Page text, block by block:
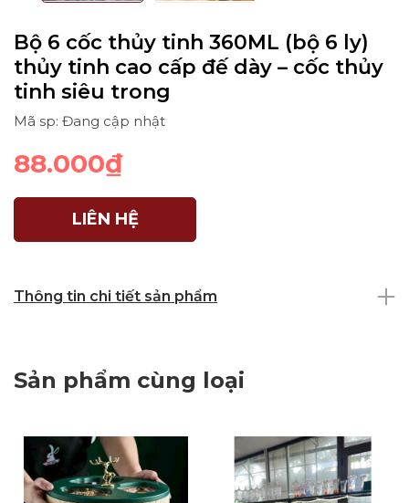
Bộ 6 cốc thủy tinh 360ML (bộ 6 ly)
thủy tinh cao cấp đế dày – cốc thủy
tinh siêu trong
Mã sp: Đang cập nhật
88.000₫
LIÊN HỆ
Thông tin chi tiết sản phẩm
Sản phẩm cùng loại